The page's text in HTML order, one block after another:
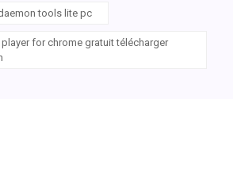
tools lite pc
for chrome gratuit télécharger